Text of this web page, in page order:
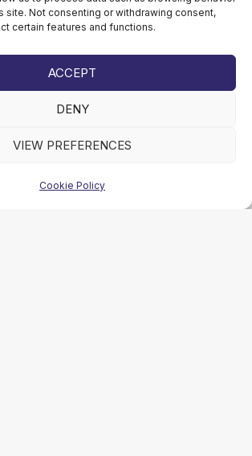
site. Not consenting or withdrawing consent,
certain features and functions.
ACCEPT
DENY
VIEW PREFERENCES
Cookie Policy
sterujące
/ Gąsienice
podstawowych / przeguby
ładunkowa